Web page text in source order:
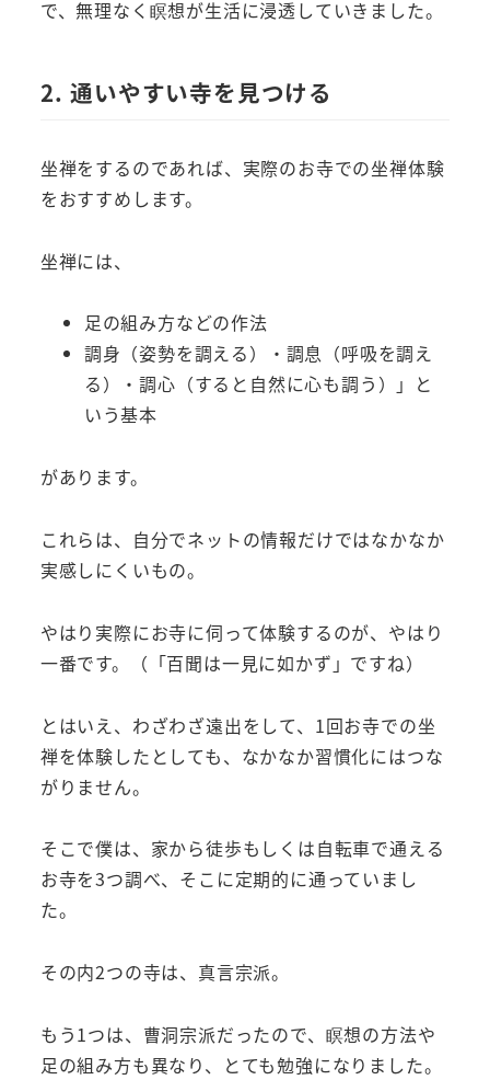
で、無理なく瞑想が生活に浸透していきました。
2. 通いやすい寺を見つける
坐禅をするのであれば、実際のお寺での坐禅体験
をおすすめします。
坐禅には、
足の組み方などの作法
調身（姿勢を調える）・調息（呼吸を調え
る）・調心（すると自然に心も調う）」と
いう基本
があります。
これらは、自分でネットの情報だけではなかなか
実感しにくいもの。
やはり実際にお寺に伺って体験するのが、やはり
一番です。（「百聞は一見に如かず」ですね）
とはいえ、わざわざ遠出をして、1回お寺での坐
禅を体験したとしても、なかなか習慣化にはつな
がりません。
そこで僕は、家から徒歩もしくは自転車で通える
お寺を3つ調べ、そこに定期的に通っていまし
た。
その内2つの寺は、真言宗派。
もう1つは、曹洞宗派だったので、瞑想の方法や
足の組み方も異なり、とても勉強になりました。